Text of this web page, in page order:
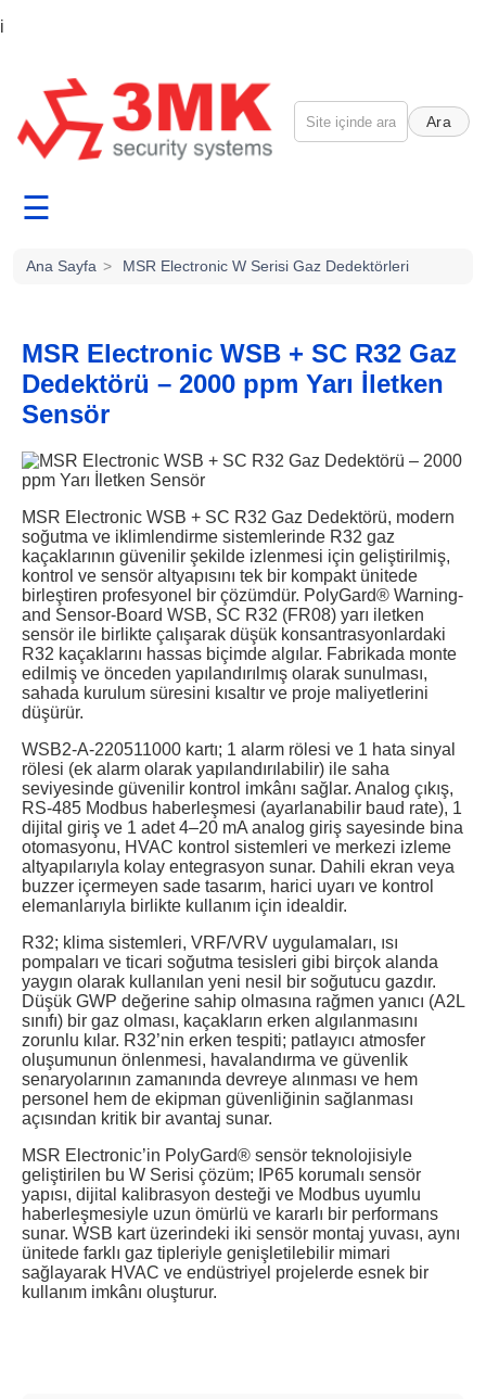
i
Ara
☰
Ana Sayfa > MSR Electronic W Serisi Gaz Dedektörleri
MSR Electronic WSB + SC R32 Gaz
Dedektörü – 2000 ppm Yarı İletken
Sensör
MSR Electronic WSB + SC R32 Gaz Dedektörü, modern
soğutma ve iklimlendirme sistemlerinde R32 gaz
kaçaklarının güvenilir şekilde izlenmesi için geliştirilmiş,
kontrol ve sensör altyapısını tek bir kompakt ünitede
birleştiren profesyonel bir çözümdür. PolyGard® Warning-
and Sensor-Board WSB, SC R32 (FR08) yarı iletken
sensör ile birlikte çalışarak düşük konsantrasyonlardaki
R32 kaçaklarını hassas biçimde algılar. Fabrikada monte
edilmiş ve önceden yapılandırılmış olarak sunulması,
sahada kurulum süresini kısaltır ve proje maliyetlerini
düşürür.
WSB2-A-220511000 kartı; 1 alarm rölesi ve 1 hata sinyal
rölesi (ek alarm olarak yapılandırılabilir) ile saha
seviyesinde güvenilir kontrol imkânı sağlar. Analog çıkış,
RS-485 Modbus haberleşmesi (ayarlanabilir baud rate), 1
dijital giriş ve 1 adet 4–20 mA analog giriş sayesinde bina
otomasyonu, HVAC kontrol sistemleri ve merkezi izleme
altyapılarıyla kolay entegrasyon sunar. Dahili ekran veya
buzzer içermeyen sade tasarım, harici uyarı ve kontrol
elemanlarıyla birlikte kullanım için idealdir.
R32; klima sistemleri, VRF/VRV uygulamaları, ısı
pompaları ve ticari soğutma tesisleri gibi birçok alanda
yaygın olarak kullanılan yeni nesil bir soğutucu gazdır.
Düşük GWP değerine sahip olmasına rağmen yanıcı (A2L
sınıfı) bir gaz olması, kaçakların erken algılanmasını
zorunlu kılar. R32’nin erken tespiti; patlayıcı atmosfer
oluşumunun önlenmesi, havalandırma ve güvenlik
senaryolarının zamanında devreye alınması ve hem
personel hem de ekipman güvenliğinin sağlanması
açısından kritik bir avantaj sunar.
MSR Electronic’in PolyGard® sensör teknolojisiyle
geliştirilen bu W Serisi çözüm; IP65 korumalı sensör
yapısı, dijital kalibrasyon desteği ve Modbus uyumlu
haberleşmesiyle uzun ömürlü ve kararlı bir performans
sunar. WSB kart üzerindeki iki sensör montaj yuvası, aynı
ünitede farklı gaz tipleriyle genişletilebilir mimari
sağlayarak HVAC ve endüstriyel projelerde esnek bir
kullanım imkânı oluşturur.